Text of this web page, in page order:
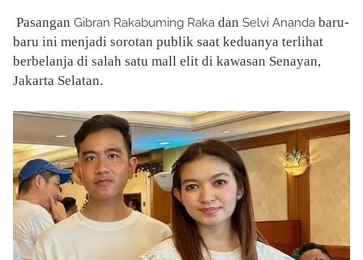
Pasangan Gibran Rakabuming Raka dan Selvi Ananda baru-
baru ini menjadi sorotan publik saat keduanya terlihat
berbelanja di salah satu mall elit di kawasan Senayan,
Jakarta Selatan.